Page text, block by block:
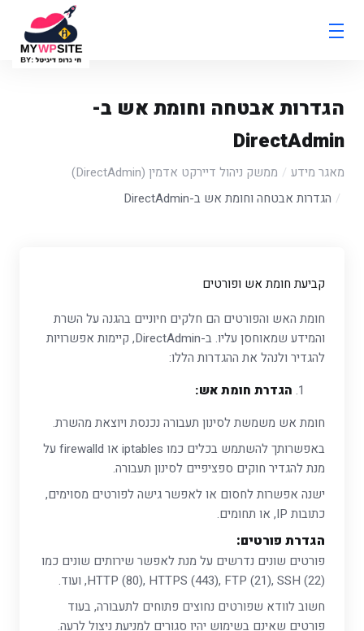
הגדרות אבטחה וחומת אש ב-
DirectAdmin
מאגר מידע
ממשק ניהול דיירקט אדמין (DirectAdmin)
הגדרות אבטחה וחומת אש ב-DirectAdmin
קביעת חומת אש ופורטים
חומת האש והפורטים הם חלקים חיוניים בהגנה על השרת
והמידע שמאוחסן עליו. ב-DirectAdmin, קיימות אפשרויות
להגדיר ולנהל את ההגדרות הללו:
הגדרת חומת אש:
חומת אש משמשת לסינון תעבורה נכנסת ויוצאת מהשרת.
באפשרותך להשתמש בכלים כמו iptables או firewalld על
מנת להגדיר חוקים ספציפיים לסינון תעבורה.
ישנה אפשרות לחסום או לאפשר גישה לפורטים מסוימים,
כתובות IP, או תחומים.
הגדרת פורטים:
פורטים שונים נדרשים על מנת לאפשר שירותים שונים כמו
HTTP (80), HTTPS (443), FTP (21), SSH (22), ועוד.
חשוב לוודא שפורטים נחוצים פתוחים לתעבורה, בעוד
פורטים שאינם בשימוש יהיו סגורים למניעת ניצול לרעה.